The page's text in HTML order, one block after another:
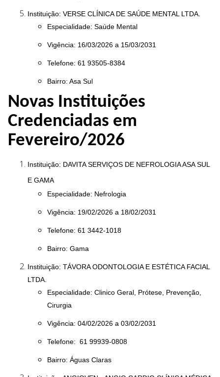
Instituição: VERSE CLÍNICA DE SAÚDE MENTAL LTDA.
Especialidade: Saúde Mental
Vigência: 16/03/2026 a 15/03/2031
Telefone: 61 93505-8384
Bairro: Asa Sul
Novas Instituições
Credenciadas em
Fevereiro/2026
Instituição: DAVITA SERVIÇOS DE NEFROLOGIA ASA SUL
E GAMA
Especialidade: Nefrologia
Vigência: 19/02/2026 a 18/02/2031
Telefone: 61 3442-1018
Bairro: Gama
Instituição: TÁVORA ODONTOLOGIA E ESTÉTICA FACIAL
LTDA.
Especialidade: Clinico Geral, Prótese, Prevenção,
Cirurgia
Vigência: 04/02/2026 a 03/02/2031
Telefone: 61 99939-0808
Bairro: Águas Claras